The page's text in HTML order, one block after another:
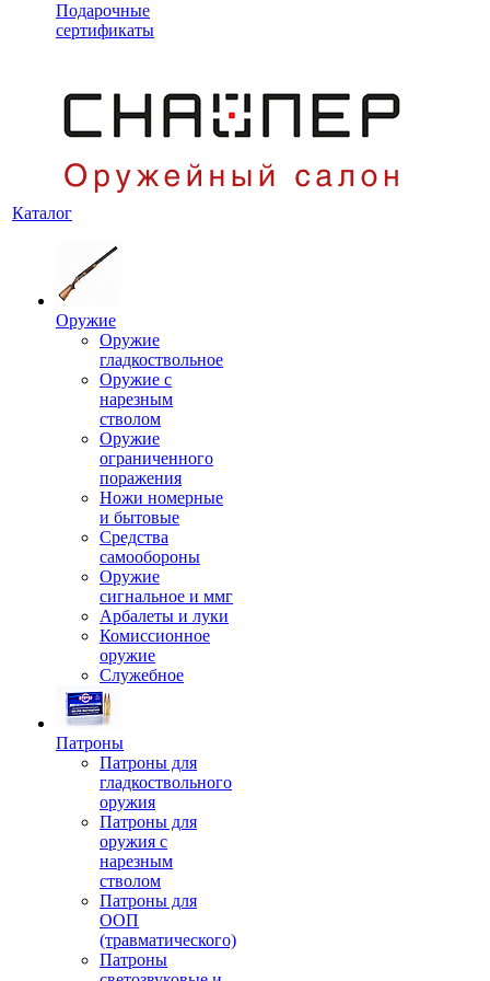
Подарочные
сертификаты
Каталог
Оружие
Оружие
гладкоствольное
Оружие с
нарезным
стволом
Оружие
ограниченного
поражения
Ножи номерные
и бытовые
Средства
самообороны
Оружие
сигнальное и ммг
Арбалеты и луки
Комиссионное
оружие
Служебное
Патроны
Патроны для
гладкоствольного
оружия
Патроны для
оружия с
нарезным
стволом
Патроны для
ООП
(травматического)
Патроны